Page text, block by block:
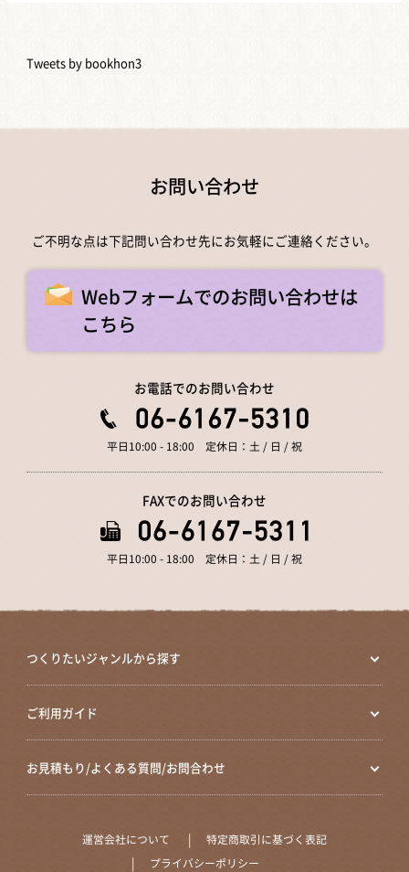
Tweets by bookhon3
お問い合わせ
ご不明な点は下記問い合わせ先にお気軽にご連絡ください。
Webフォームでのお問い合わせは
こちら
お電話でのお問い合わせ
平日10:00 - 18:00 定休日：土 / 日 / 祝
FAXでのお問い合わせ
平日10:00 - 18:00 定休日：土 / 日 / 祝
つくりたいジャンルから探す
ご利用ガイド
お見積もり/よくある質問/お問合わせ
運営会社について 特定商取引に基づく表記
プライバシーポリシー